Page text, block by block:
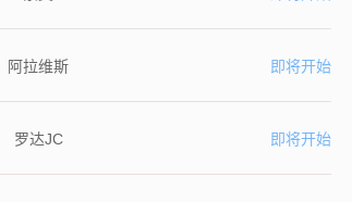
阿拉维斯 即将开始
罗达JC 即将开始